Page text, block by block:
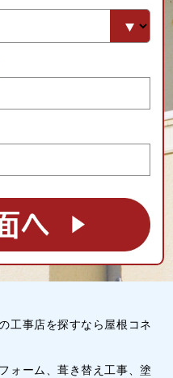
工事店を探すなら屋根コネ
ォーム、葺き替え工事、塗